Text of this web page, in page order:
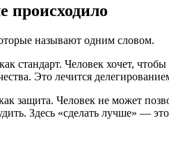
происходило
называют одним словом.
стандарт. Человек хочет,
Это лечится
защита. Человек не может
Здесь «сделать лучше» —